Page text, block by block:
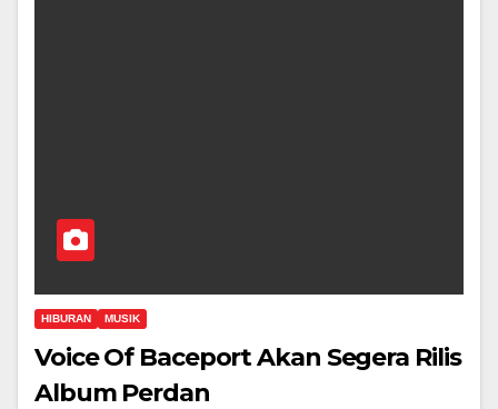
HIBURAN MUSIK
Voice Of Baceport Akan Segera Rilis
Album Perdan